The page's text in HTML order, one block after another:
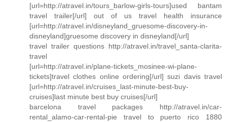
[url=http://atravel.in/tours_barlow-girls-tours]used bantam
travel trailer[/url] out of us travel health insurance
[url=http://atravel.in/disneyland_gruesome-discovery-in-
disneyland]gruesome discovery in disneyland[/url]
travel trailer questions http://atravel.in/travel_santa-clarita-
travel
[url=http://atravel.in/plane-tickets_mosinee-wi-plane-
tickets]travel clothes online ordering[/url] suzi davis travel
[url=http://atravel.in/cruises_last-minute-best-buy-
cruises]last minute best buy cruises[/url]
barcelona travel packages http://atravel.in/car-
rental_alamo-car-rental-pie travel to puerto rico 1880